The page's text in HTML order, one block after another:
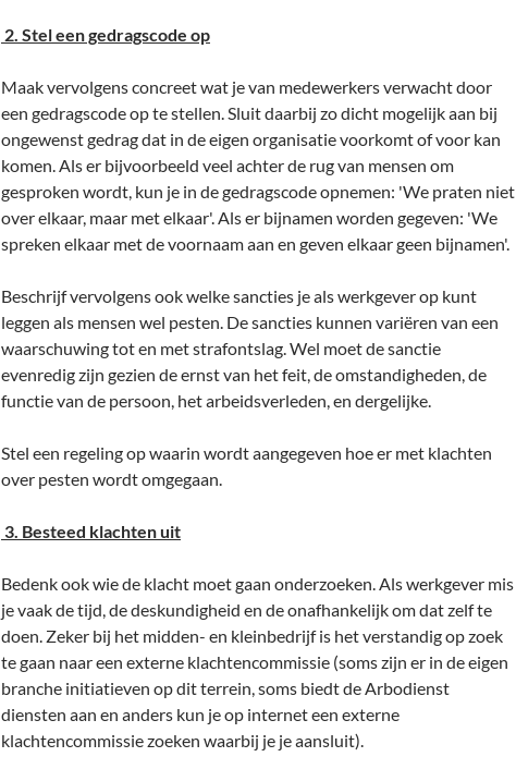
2. Stel een gedragscode op
Maak vervolgens concreet wat je van medewerkers verwacht door
een gedragscode op te stellen. Sluit daarbij zo dicht mogelijk aan bij
ongewenst gedrag dat in de eigen organisatie voorkomt of voor kan
komen. Als er bijvoorbeeld veel achter de rug van mensen om
gesproken wordt, kun je in de gedragscode opnemen: 'We praten niet
over elkaar, maar met elkaar'. Als er bijnamen worden gegeven: 'We
spreken elkaar met de voornaam aan en geven elkaar geen bijnamen'.
Beschrijf vervolgens ook welke sancties je als werkgever op kunt
leggen als mensen wel pesten. De sancties kunnen variëren van een
waarschuwing tot en met strafontslag. Wel moet de sanctie
evenredig zijn gezien de ernst van het feit, de omstandigheden, de
functie van de persoon, het arbeidsverleden, en dergelijke.
Stel een regeling op waarin wordt aangegeven hoe er met klachten
over pesten wordt omgegaan.
3. Besteed klachten uit
Bedenk ook wie de klacht moet gaan onderzoeken. Als werkgever mis
je vaak de tijd, de deskundigheid en de onafhankelijk om dat zelf te
doen. Zeker bij het midden- en kleinbedrijf is het verstandig op zoek
te gaan naar een externe klachtencommissie (soms zijn er in de eigen
branche initiatieven op dit terrein, soms biedt de Arbodienst
diensten aan en anders kun je op internet een externe
klachtencommissie zoeken waarbij je je aansluit).